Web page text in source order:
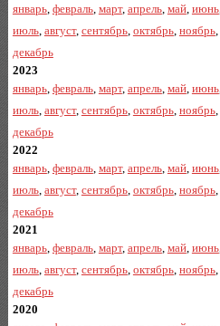
январь, февраль, март, апрель, май, июнь,
июль, август, сентябрь, октябрь, ноябрь,
декабрь
2023
январь, февраль, март, апрель, май, июнь,
июль, август, сентябрь, октябрь, ноябрь,
декабрь
2022
январь, февраль, март, апрель, май, июнь,
июль, август, сентябрь, октябрь, ноябрь,
декабрь
2021
январь, февраль, март, апрель, май, июнь,
июль, август, сентябрь, октябрь, ноябрь,
декабрь
2020